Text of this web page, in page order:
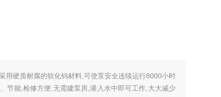
用硬质耐腐的软化钨材料,可使泵安全连续运行8000小时
节能,检修方便,无需建泵房,灌入水中即可工作,大大减少